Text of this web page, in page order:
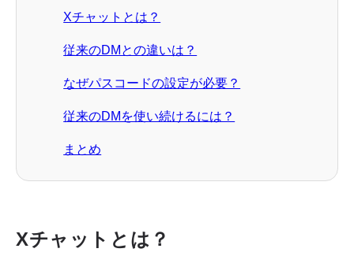
Xチャットとは？
従来のDMとの違いは？
なぜパスコードの設定が必要？
従来のDMを使い続けるには？
まとめ
Xチャットとは？